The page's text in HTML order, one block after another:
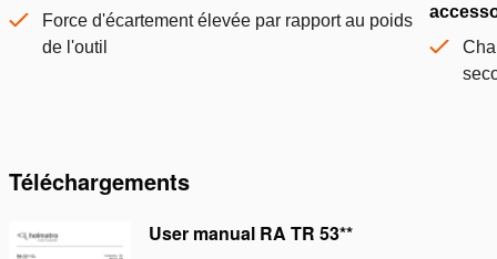
Force d'écartement élevée par rapport au poids
de l'outil
Téléchargements
User manual RA TR 53**